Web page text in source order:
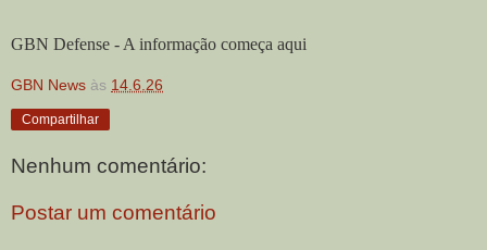
GBN Defense - A informação começa aqui
GBN News às 14.6.26
Compartilhar
Nenhum comentário:
Postar um comentário